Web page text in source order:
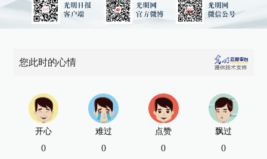
您此时的心情
开心
0
难过
0
点赞
0
飘过
0